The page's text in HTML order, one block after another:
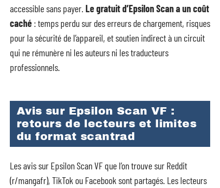
accessible sans payer. Le gratuit d’Epsilon Scan a un coût
caché : temps perdu sur des erreurs de chargement, risques
pour la sécurité de l’appareil, et soutien indirect à un circuit
qui ne rémunère ni les auteurs ni les traducteurs
professionnels.
Avis sur Epsilon Scan VF :
retours de lecteurs et limites
du format scantrad
Les avis sur Epsilon Scan VF que l’on trouve sur Reddit
(r/mangafr), TikTok ou Facebook sont partagés. Les lecteurs